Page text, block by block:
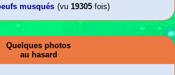
musqués (vu 19305 fois)
Quelques photos
au hasard